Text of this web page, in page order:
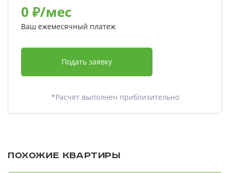
0 ₽/мес
Ваш ежемесячный платеж
Подать заявку
*Расчет выполнен приблизительно
Похожие квартиры